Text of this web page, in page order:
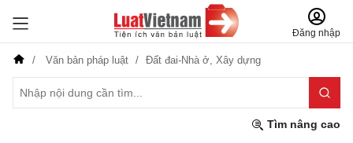
Đăng nhập
Văn bản pháp luật Đất đai-Nhà ở, Xây dựng
Tìm nâng cao